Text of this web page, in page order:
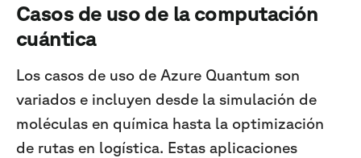
Casos de uso de la computación
cuántica
Los casos de uso de Azure Quantum son
variados e incluyen desde la simulación de
moléculas en química hasta la optimización
de rutas en logística. Estas aplicaciones